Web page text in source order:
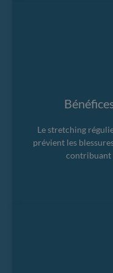
Le stretching
prévient les
contribuant